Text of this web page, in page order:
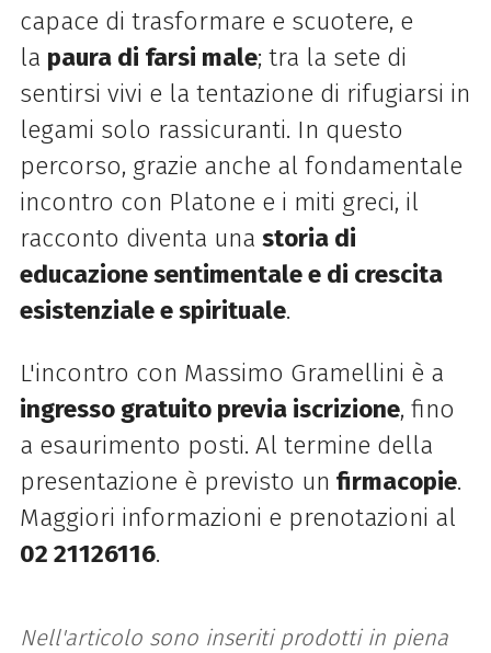
capace di trasformare e scuotere, e
la paura di farsi male; tra la sete di
sentirsi vivi e la tentazione di rifugiarsi in
legami solo rassicuranti. In questo
percorso, grazie anche al fondamentale
incontro con Platone e i miti greci, il
racconto diventa una storia di
educazione sentimentale e di crescita
esistenziale e spirituale.
L'incontro con Massimo Gramellini è a
ingresso gratuito previa iscrizione, fino
a esaurimento posti. Al termine della
presentazione è previsto un firmacopie.
Maggiori informazioni e prenotazioni al
02 21126116.
Nell'articolo sono inseriti prodotti in piena